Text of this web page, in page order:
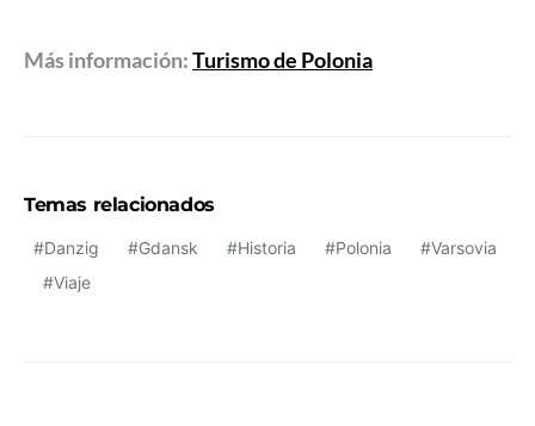
Más información:Turismo de Polonia
Temas relacionados
Danzig Gdansk Historia Polonia
Varsovia
Viaje